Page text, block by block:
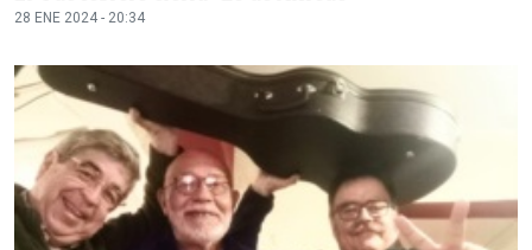
28 ENE 2024 - 20:34